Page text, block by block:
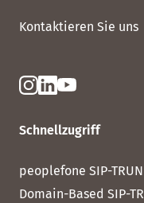
Kontaktieren Sie uns
Schnellzugriff
peoplefone SIP-
Domain-Based SIP-